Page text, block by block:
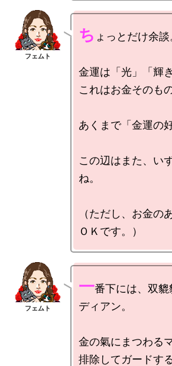
ち ょっとだけ余談
金運は「光」「輝
これはお金そのも
あくまで「金運の
この辺はまた、い
ね。
（ただし、お金の
一番下には、双
ディアン。
金の氣にまつわる
排除してガードす